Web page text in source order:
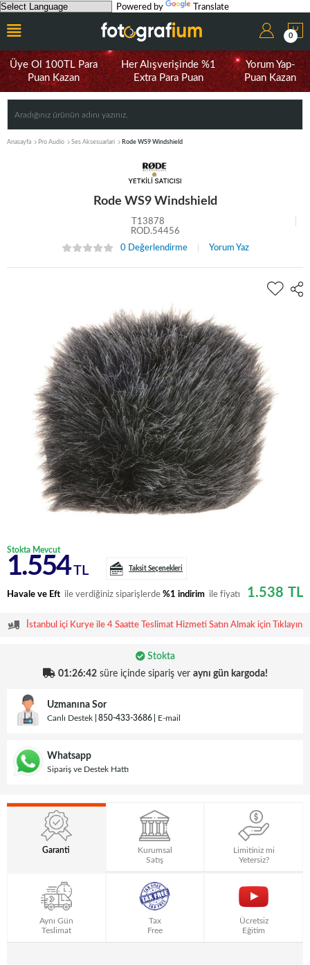
Powered by Translate
0
Üye Ol 100TL Para
Puan Kazan
Her Alışverişinde %1
Extra Para Puan
Yorum Yap-
Puan Kazan
Anasayfa Pro Audio Ses Aksesuarlari Rode WS9 Windshield
Rode WS9 Windshield
T13878
ROD.54456
0 Değerlendirme
Yorum Yaz
Stokta Mevcut
1.554TL Taksit Seçenekleri
Havale ve Eft ile verdiğiniz siparişlerde %1 indirim ile fiyatı 1.538 TL
İstanbul içi Kurye ile 4 Saatte Teslimat Hizmeti Satın Almak için Tıklayın
Stokta
01:26:41süre içinde sipariş ver aynı gün kargoda!
Uzmanına Sor
Canlı Destek 850-433-3686 E-mail
Whatsapp
Sipariş ve Destek Hattı
Garanti
Kurumsal
Satış
Limitiniz mi
Yetersiz?
Aynı Gün
Teslimat
Tax
Free
Ücretsiz
Eğitim